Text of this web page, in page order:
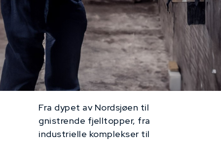
Fra dypet av Nordsjøen til
gnistrende fjelltopper, fra
industrielle komplekser til